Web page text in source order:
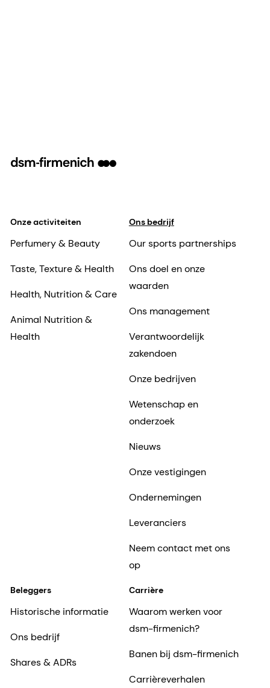
Onze activiteiten
Perfumery & Beauty
Taste, Texture & Health
Health, Nutrition & Care
Animal Nutrition &
Health
Ons bedrijf
Our sports partnerships
Ons doel en onze
waarden
Ons management
Verantwoordelijk
zakendoen
Onze bedrijven
Wetenschap en
onderzoek
Nieuws
Onze vestigingen
Ondernemingen
Leveranciers
Neem contact met ons
op
Beleggers
Historische informatie
Ons bedrijf
Shares & ADRs
Carrière
Waarom werken voor
dsm-firmenich?
Banen bij dsm-firmenich
Carrièreverhalen